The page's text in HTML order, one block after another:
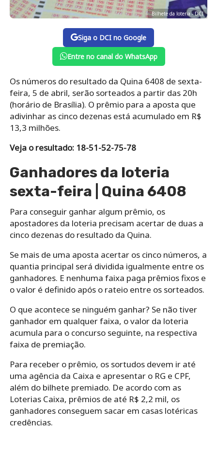
Bilhete da loteria - DCI
Siga o DCI no Google
Entre no canal do WhatsApp
Os números do resultado da Quina 6408 de sexta-
feira, 5 de abril, serão sorteados a partir das 20h
(horário de Brasília). O prêmio para a aposta que
adivinhar as cinco dezenas está acumulado em R$
13,3 milhões.
Veja o resultado: 18-51-52-75-78
Ganhadores da loteria
sexta-feira | Quina 6408
Para conseguir ganhar algum prêmio, os
apostadores da loteria precisam acertar de duas a
cinco dezenas do resultado da Quina.
Se mais de uma aposta acertar os cinco números, a
quantia principal será dividida igualmente entre os
ganhadores. E nenhuma faixa paga prêmios fixos e
o valor é definido após o rateio entre os sorteados.
O que acontece se ninguém ganhar? Se não tiver
ganhador em qualquer faixa, o valor da loteria
acumula para o concurso seguinte, na respectiva
faixa de premiação.
Para receber o prêmio, os sortudos devem ir até
uma agência da Caixa e apresentar o RG e CPF,
além do bilhete premiado. De acordo com as
Loterias Caixa, prêmios de até R$ 2,2 mil, os
ganhadores conseguem sacar em casas lotéricas
credências.